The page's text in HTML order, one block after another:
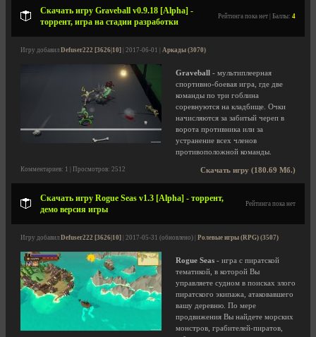
Скачать игру Graveball v0.9.18 [Alpha] -
торрент, игра на стадии разработки
Рейтинга пока нет | Баллы: 4
Игру добавил Defuser222 [3626|10] | 2017-06-01 | Аркады (3070)
Graveball - мультиплеерная
спортивно-боевая игра, где две
команды по три гоблина
соревнуются на кладбище. Очки
начисляются за забитый череп в
ворота противника или за
устранение всех членов
противоположной команды.
Скачать игру (180.69 Мб.)
Комментариев: 1 | Просмотров: 2512
Скачать игру Rogue Seas v1.3 [Alpha] - торрент,
демо версия игры
Рейтинга пока нет
Игру добавил Defuser222 [3626|10] | 2017-05-31 (обновлено) | Ролевые игры (RPG) (3507)
Rogue Seas - игра с пиратской
тематикой, в которой Вы
управляете судном в поисках злого
пиратского экипажа, атаковавшего
вашу деревню. По мере
продвижения Вы найдете морских
монстров, грабителей-пиратов,